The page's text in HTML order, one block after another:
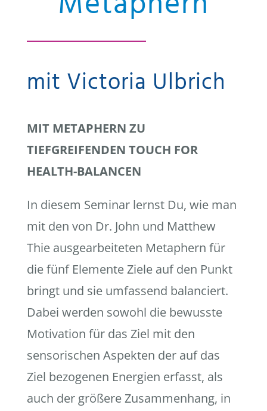
mit Victoria Ulbrich
MIT METAPHERN ZU
TIEFGREIFENDEN TOUCH FOR
HEALTH-BALANCEN
In diesem Seminar lernst Du, wie man
mit den von Dr. John und Matthew
Thie ausgearbeiteten Metaphern für
die fünf Elemente Ziele auf den Punkt
bringt und sie umfassend balanciert.
Dabei werden sowohl die bewusste
Motivation für das Ziel mit den
sensorischen Aspekten der auf das
Ziel bezogenen Energien erfasst, als
auch der größere Zusammenhang, in